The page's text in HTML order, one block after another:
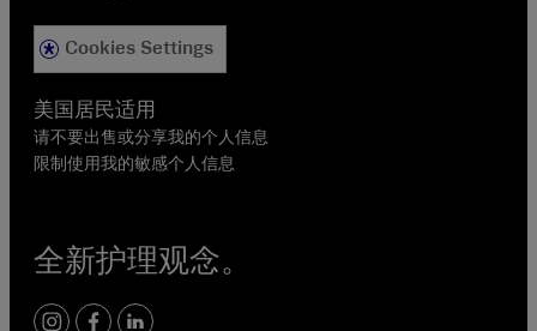
全新护理观念。
Cookies Settings
美国居民适用
请不要出售或分享我的个人信息
限制使用我的敏感个人信息